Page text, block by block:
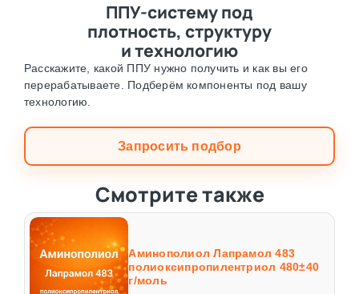
ППУ-систему под
плотность, структуру
и технологию
Расскажите, какой ППУ нужно получить и как вы его
перерабатываете. Подберём компоненты под вашу
технологию.
Запросить подбор
Смотрите также
Аминополиол Лапрамол 483
полиоксипропилентриол 480±40
г/моль